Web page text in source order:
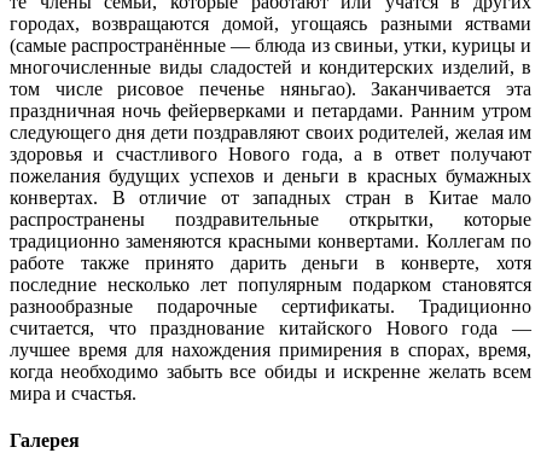
городах, возвращаются домой, угощаясь разными яствами
(самые распространённые — блюда из свиньи, утки, курицы и
многочисленные виды сладостей и кондитерских изделий, в
том числе рисовое печенье няньгао). Заканчивается эта
праздничная ночь фейерверками и петардами. Ранним утром
следующего дня дети поздравляют своих родителей, желая им
здоровья и счастливого Нового года, а в ответ получают
пожелания будущих успехов и деньги в красных бумажных
конвертах. В отличие от западных стран в Китае мало
распространены поздравительные открытки, которые
традиционно заменяются красными конвертами. Коллегам по
работе также принято дарить деньги в конверте, хотя
последние несколько лет популярным подарком становятся
разнообразные подарочные сертификаты. Традиционно
считается, что празднование китайского Нового года —
лучшее время для нахождения примирения в спорах, время,
когда необходимо забыть все обиды и искренне желать всем
мира и счастья.
Галерея